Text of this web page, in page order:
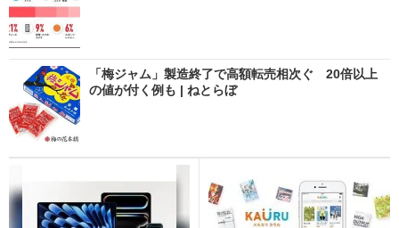
「梅ジャム」製造終了で高額転売相次ぐ 20倍以上
の値が付く例も | ねとらぼ